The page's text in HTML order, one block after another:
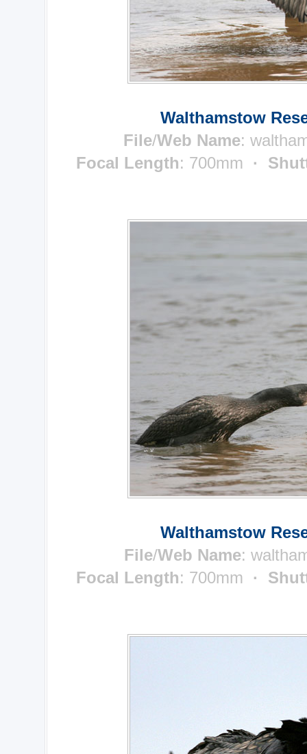
Walthamstow
File/Web Name:
Focal Length: 700mm ·
Walthamstow
File/Web Name:
Focal Length: 700mm ·